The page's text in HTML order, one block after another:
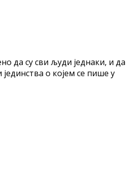
да су сви људи једнаки, и да
о којем се пише у